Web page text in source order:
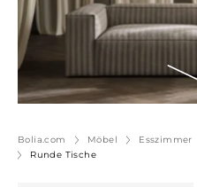
Bolia.com Möbel Esszimmer
Runde Tische